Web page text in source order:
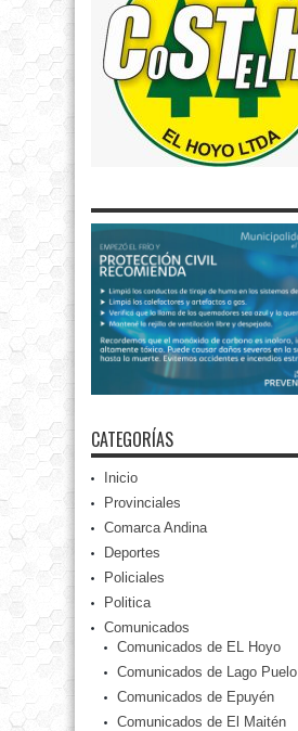
CATEGORÍAS
Inicio
Provinciales
Comarca Andina
Deportes
Policiales
Politica
Comunicados
Comunicados de EL Hoyo
Comunicados de Lago Puelo
Comunicados de Epuyén
Comunicados de El Maitén